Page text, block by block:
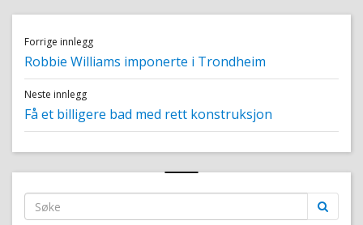
Innleggsnavigering
Forrige innlegg
Previous
post:
Robbie Williams imponerte i Trondheim
Neste innlegg
Next
post:
Få et billigere bad med rett konstruksjon
Search
for: